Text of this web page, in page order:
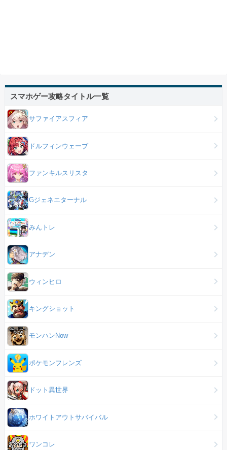
スマホゲー攻略タイトル一覧
サファイアスフィア
ドルフィンウェーブ
ファンキルスリスタ
Gジェネエターナル
みんトレ
アナデン
ウィンヒロ
キングショット
モンハンNow
ポケモンフレンズ
ドット異世界
ホワイトアウトサバイバル
ワンコレ